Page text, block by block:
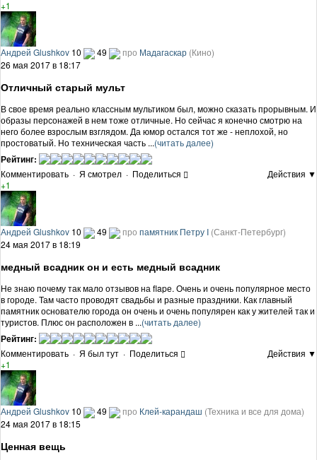
+1
Андрей Glushkov 10 49 про Мадагаскар (Кино)
26 мая 2017 в 18:17
Отличный старый мульт
В свое время реально классным мультиком был, можно сказать прорывным. И
образы персонажей в нем тоже отличные. Но сейчас я конечно смотрю на
него более взрослым взглядом. Да юмор остался тот же - неплохой, но
простоватый. Но техническая часть ...(читать далее)
Рейтинг:
Комментировать · Я смотрел · Поделиться
Действия ▼
+1
Андрей Glushkov 10 49 про памятник Петру I (Санкт-Петербург)
24 мая 2017 в 18:19
медный всадник он и есть медный всадник
Не знаю почему так мало отзывов на flapе. Очень и очень популярное место
в городе. Там часто проводят свадьбы и разные праздники. Как главный
памятник основателю города он очень и очень популярен как у жителей так и
туристов. Плюс он расположен в ...(читать далее)
Рейтинг:
Комментировать · Я был тут · Поделиться
Действия ▼
+1
Андрей Glushkov 10 49 про Клей-карандаш (Техника и все для дома)
24 мая 2017 в 18:15
Ценная вещь